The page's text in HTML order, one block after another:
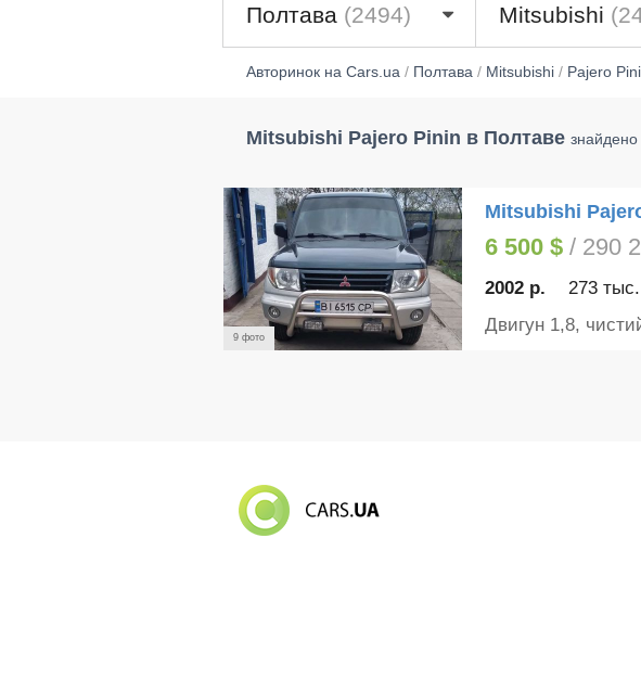
Полтава (2494) Mitsubishi
Авторинок на Cars.ua/ Полтава/ Mitsubishi/ Pajero
Mitsubishi Pajero Pinin в Полтаве знайдено
9 фото
Mitsubishi
6 500 $/ 290
2002 р. 273
Двигун 1,8,